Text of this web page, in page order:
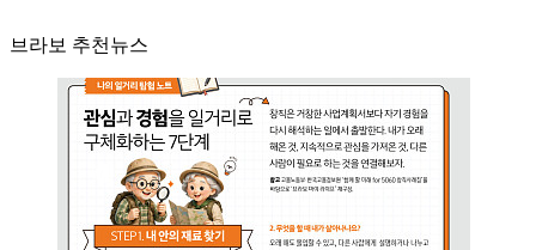
브라보 추천뉴스